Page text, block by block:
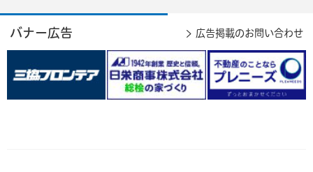
バナー広告 広告掲載のお問い合わせ